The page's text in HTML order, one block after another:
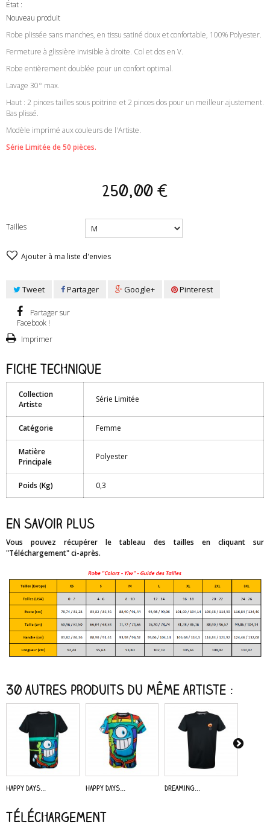
État :
Nouveau produit
Robe plissée sans manches, en tissu satiné doux et confortable, 100% Polyester.
Fermeture à glissière invisible à droite. Col et dos en V.
Robe entièrement doublée pour un confort optimal.
Lavage 30° max.
Haut : 2 pinces tailles sous poitrine et 2 pinces dos pour un meilleur ajustement.
Bas plissé.
Modèle imprimé aux couleurs de l'Artiste.
Série Limitée de 50 pièces.
250,00 €
Tailles
Ajouter à ma liste d'envies
Tweet Partager Google+ Pinterest
Partager sur
Facebook !
Imprimer
Fiche technique
Collection
Artiste
Série Limitée
Catégorie Femme
Matière
Principale
Polyester
Poids (Kg) 0,3
En savoir plus
Vous pouvez récupérer le tableau des tailles en cliquant sur
"Téléchargement" ci-après.
30 autres produits du même artiste :
Happy Days... Happy Days... Dreaming...
Téléchargement